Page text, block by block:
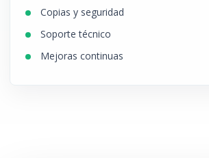
Copias y seguridad
Soporte técnico
Mejoras continuas